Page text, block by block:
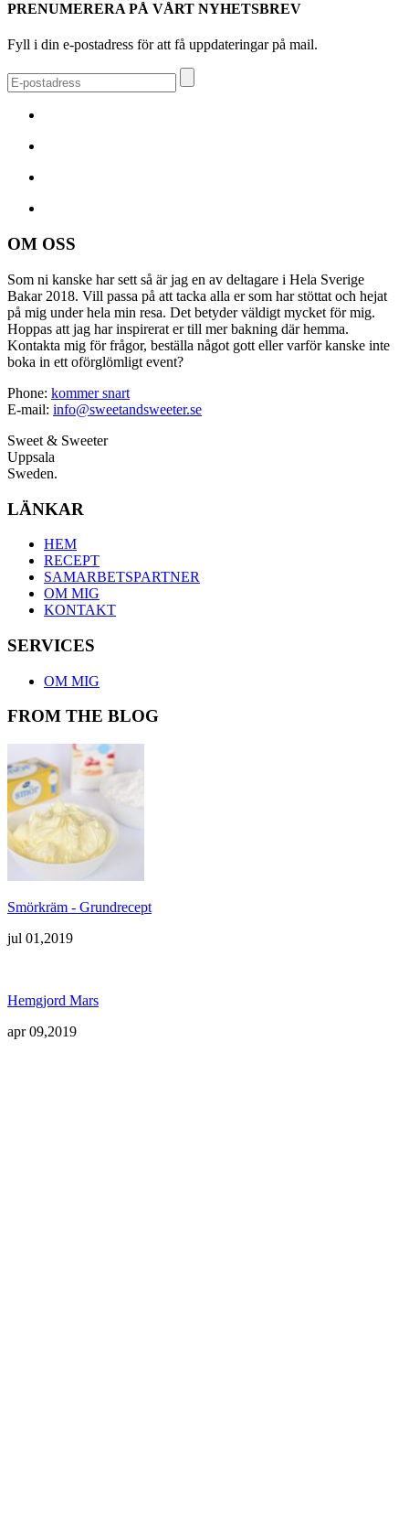
PRENUMERERA PÅ VÅRT NYHETSBREV
Fyll i din e-postadress för att få uppdateringar på mail.
OM OSS
Som ni kanske har sett så är jag en av deltagare i Hela Sverige
Bakar 2018. Vill passa på att tacka alla er som har stöttat och hejat
på mig under hela min resa. Det betyder väldigt mycket för mig.
Hoppas att jag har inspirerat er till mer bakning där hemma.
Kontakta mig för frågor, beställa något gott eller varför kanske inte
boka in ett oförglömligt event?
Phone: kommer snart
E-mail: info@sweetandsweeter.se
Sweet & Sweeter
Uppsala
Sweden.
LÄNKAR
HEM
RECEPT
SAMARBETSPARTNER
OM MIG
KONTAKT
SERVICES
OM MIG
FROM THE BLOG
Smörkräm - Grundrecept
jul 01,2019
Hemgjord Mars
apr 09,2019